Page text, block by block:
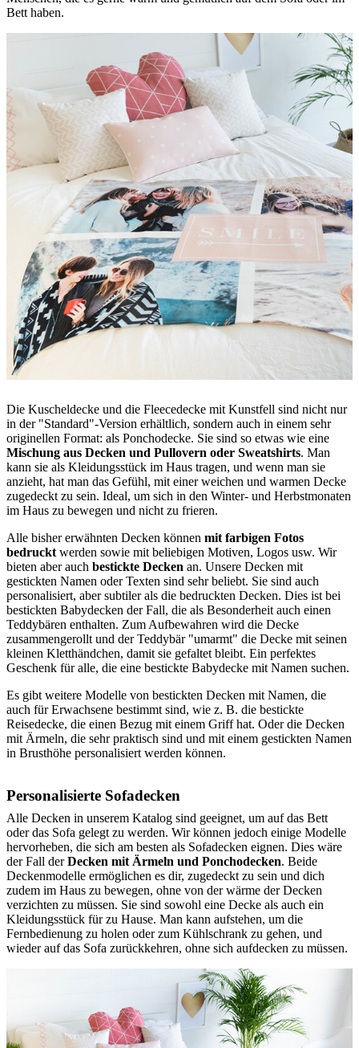
Bett haben.
Die Kuscheldecke und die Fleecedecke mit Kunstfell sind nicht nur
in der "Standard"-Version erhältlich, sondern auch in einem sehr
originellen Format: als Ponchodecke. Sie sind so etwas wie eine
Mischung aus Decken und Pullovern oder Sweatshirts. Man
kann sie als Kleidungsstück im Haus tragen, und wenn man sie
anzieht, hat man das Gefühl, mit einer weichen und warmen Decke
zugedeckt zu sein. Ideal, um sich in den Winter- und Herbstmonaten
im Haus zu bewegen und nicht zu frieren.
Alle bisher erwähnten Decken können mit farbigen Fotos
bedrucktwerden sowie mit beliebigen Motiven, Logos usw. Wir
bieten aber auch bestickte Decken an. Unsere Decken mit
gestickten Namen oder Texten sind sehr beliebt. Sie sind auch
personalisiert, aber subtiler als die bedruckten Decken. Dies ist bei
bestickten Babydecken der Fall, die als Besonderheit auch einen
Teddybären enthalten. Zum Aufbewahren wird die Decke
zusammengerollt und der Teddybär "umarmt" die Decke mit seinen
kleinen Kletthändchen, damit sie gefaltet bleibt. Ein perfektes
Geschenk für alle, die eine bestickte Babydecke mit Namen suchen.
Es gibt weitere Modelle von bestickten Decken mit Namen, die
auch für Erwachsene bestimmt sind, wie z. B. die bestickte
Reisedecke, die einen Bezug mit einem Griff hat. Oder die Decken
mit Ärmeln, die sehr praktisch sind und mit einem gestickten Namen
in Brusthöhe personalisiert werden können.
Personalisierte Sofadecken
Alle Decken in unserem Katalog sind geeignet, um auf das Bett
oder das Sofa gelegt zu werden. Wir können jedoch einige Modelle
hervorheben, die sich am besten als Sofadecken eignen. Dies wäre
der Fall derDecken mit Ärmeln und Ponchodecken. Beide
Deckenmodelle ermöglichen es dir, zugedeckt zu sein und dich
zudem im Haus zu bewegen, ohne von der wärme der Decken
verzichten zu müssen. Sie sind sowohl eine Decke als auch ein
Kleidungsstück für zu Hause. Man kann aufstehen, um die
Fernbedienung zu holen oder zum Kühlschrank zu gehen, und
wieder auf das Sofa zurückkehren, ohne sich aufdecken zu müssen.